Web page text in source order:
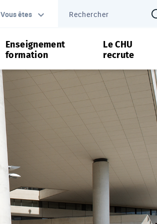
Vous êtes
Enseignement
formation
Le CHU
recrute